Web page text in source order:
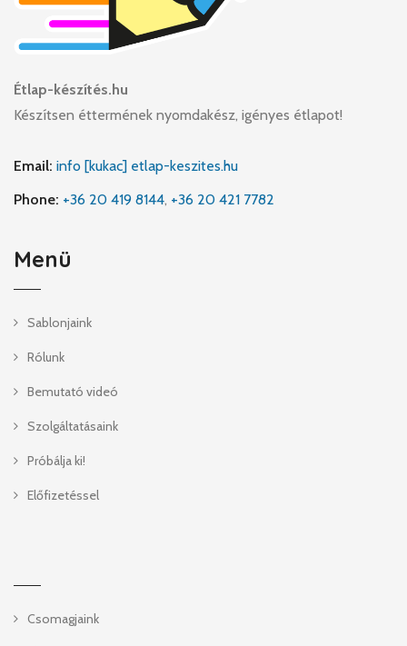
Étlap-készítés.hu
Készítsen éttermének nyomdakész, igényes étlapot!
Email: info [kukac] etlap-keszites.hu
Phone: +36 20 419 8144, +36 20 421 7782
Menü
Sablonjaink
Rólunk
Bemutató videó
Szolgáltatásaink
Próbálja ki!
Előfizetéssel
Csomagjaink